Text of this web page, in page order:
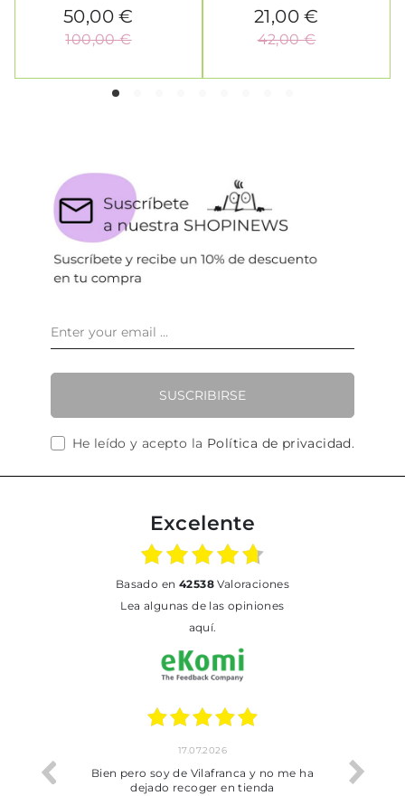
50,00 €
100,00 €
21,00 €
42,00 €
SUSCRIBIRSE
He leído y acepto la Política de privacidad.
Excelente
basado en 42538Valoraciones
Lea algunas de las opiniones
aquí.
trobat
17.07.2026
Bien pero soy de Vilafranca y no me ha
dejado recoger en tienda